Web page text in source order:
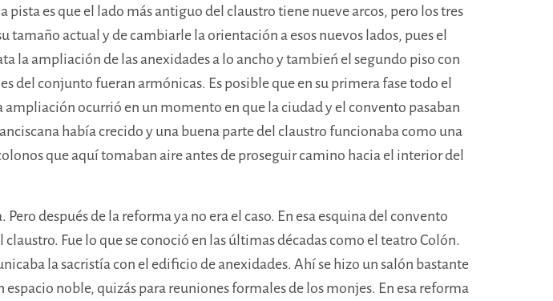
es que el lado más antiguo del claustro tiene nueve arcos, pero los tres
tamaño actual y de cambiarle la orientación a esos nuevos lados, pues el
la ampliación de las anexidades a lo ancho y tambień el segundo piso con
del conjunto fueran armónicas. Es posible que en su primera fase todo el
ampliación ocurrió en un momento en que la ciudad y el convento pasaban
había crecido y una buena parte del claustro funcionaba como una
que aquí tomaban aire antes de proseguir camino hacia el interior del
después de la reforma ya no era el caso. En esa esquina del convento
Fue lo que se conoció en las últimas décadas como el teatro Colón.
la sacristía con el edificio de anexidades. Ahí se hizo un salón bastante
noble, quizás para reuniones formales de los monjes. En esa reforma